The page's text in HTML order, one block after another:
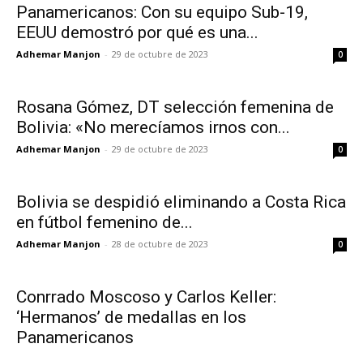
Panamericanos: Con su equipo Sub-19,
EEUU demostró por qué es una...
Adhemar Manjon - 29 de octubre de 2023 0
Rosana Gómez, DT selección femenina de
Bolivia: «No merecíamos irnos con...
Adhemar Manjon - 29 de octubre de 2023 0
Bolivia se despidió eliminando a Costa Rica
en fútbol femenino de...
Adhemar Manjon - 28 de octubre de 2023 0
Conrrado Moscoso y Carlos Keller:
‘Hermanos’ de medallas en los
Panamericanos